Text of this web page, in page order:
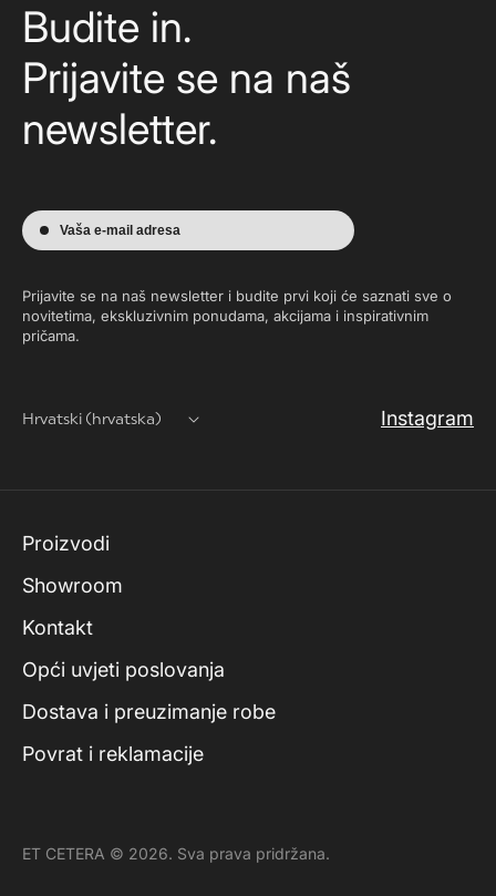
Budite in.
Prijavite se na naš
newsletter.
Vaša e-mail adresa
Prijavite se na naš newsletter i budite prvi koji će saznati sve o
novitetima, ekskluzivnim ponudama, akcijama i inspirativnim
pričama.
Hrvatski (hrvatska) Instagram
Proizvodi
Showroom
Kontakt
Opći uvjeti poslovanja
Dostava i preuzimanje robe
Povrat i reklamacije
ET CETERA © 2026. Sva prava pridržana.